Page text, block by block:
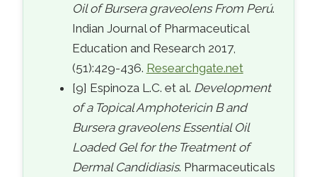
Oil of Bursera graveolens From Perú.
Indian Journal of Pharmaceutical
Education and Research 2017,
(51):429-436. Researchgate.net
[9] Espinoza L.C. et al. Development
of a Topical Amphotericin B and
Bursera graveolens Essential Oil
Loaded Gel for the Treatment of
Dermal Candidiasis. Pharmaceuticals